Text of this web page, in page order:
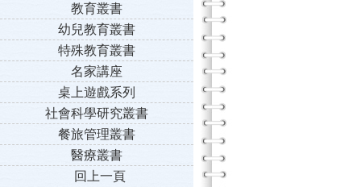
教育叢書
幼兒教育叢書
特殊教育叢書
名家講座
桌上遊戲系列
社會科學研究叢書
餐旅管理叢書
醫療叢書
回上一頁